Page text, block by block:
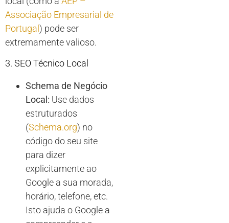
Associação Empresarial de
Portugal ) pode ser
extremamente valioso.
3. SEO Técnico Local
Schema de Negócio
Local: Use dados
estruturados
(Schema.org) no
código do seu site
para dizer
explicitamente ao
Google a sua morada,
horário, telefone, etc.
Isto ajuda o Google a